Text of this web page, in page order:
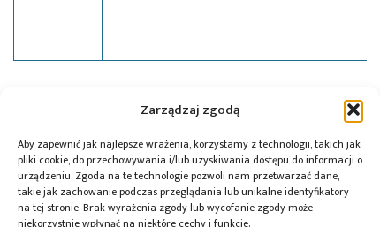
Zarządzaj zgodą
Aby zapewnić jak najlepsze wrażenia, korzystamy z technologii, takich jak
pliki cookie, do przechowywania i/lub uzyskiwania dostępu do informacji o
urządzeniu. Zgoda na te technologie pozwoli nam przetwarzać dane,
takie jak zachowanie podczas przeglądania lub unikalne identyfikatory
na tej stronie. Brak wyrażenia zgody lub wycofanie zgody może
niekorzystnie wpłynąć na niektóre cechy i funkcje.
,Soyter
Przeczytaj również: